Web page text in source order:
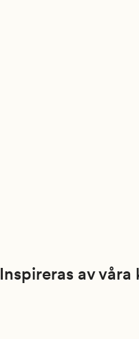
Inspireras av våra